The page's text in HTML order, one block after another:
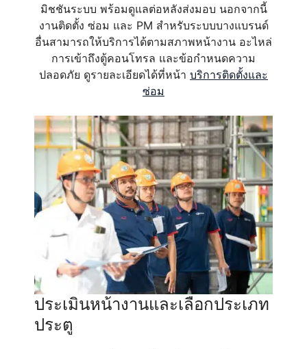
มิชชันระบบ พร้อมดูแลต่อหลังส่งมอบ นอกจากนี้
งานติดตั้ง ซ่อม และ PM สำหรับระบบบางแบรนด์
อื่นสามารถให้บริการได้ตามสภาพหน้างาน อะไหล่
การเข้าถึงตู้คอนโทรล และข้อกำหนดความ
ปลอดภัย ดูรายละเอียดได้ที่หน้า บริการติดตั้งและ
ซ่อม
ประเมินหน้างานและเลือกประเภท
ประตู